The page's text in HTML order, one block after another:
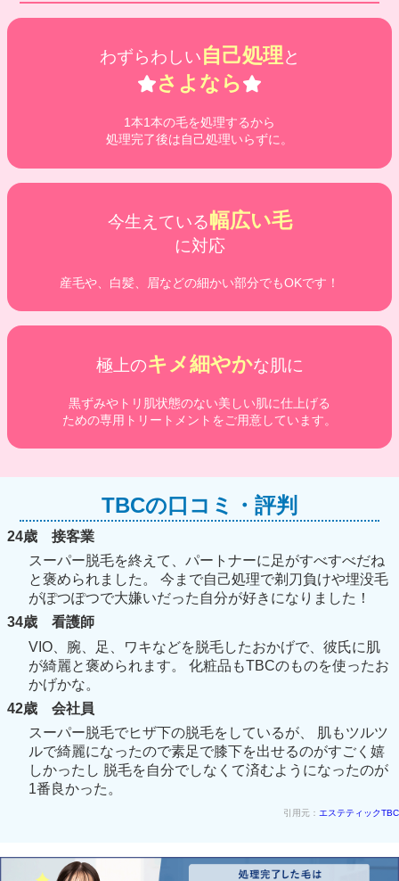
わずらわしい自己処理と
さよなら
1本1本の毛を処理するから
処理完了後は自己処理いらずに。
今生えている幅広い毛
に対応
産毛や、白髪、眉などの細かい部分でもOKです！
極上のキメ細やかな肌に
黒ずみやトリ肌状態のない美しい肌に仕上げる
ための専用トリートメントをご用意しています。
TBCの口コミ・評判
24歳 接客業
スーパー脱毛を終えて、パートナーに足がすべすべだね
と褒められました。 今まで自己処理で剃刀負けや埋没毛
がぽつぽつで大嫌いだった自分が好きになりました！
34歳 看護師
VIO、腕、足、ワキなどを脱毛したおかげで、彼氏に肌
が綺麗と褒められます。 化粧品もTBCのものを使ったお
かげかな。
42歳 会社員
スーパー脱毛でヒザ下の脱毛をしているが、 肌もツルツ
ルで綺麗になったので素足で膝下を出せるのがすごく嬉
しかったし 脱毛を自分でしなくて済むようになったのが
1番良かった。
引用元： エステティックTBC